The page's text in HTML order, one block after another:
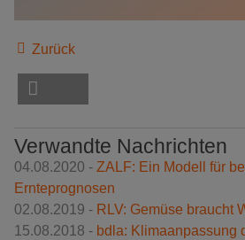
Zurück
Verwandte Nachrichten
04.08.2020 - ZALF: Ein Modell für
Ernteprognosen
02.08.2019 - RLV: Gemüse braucht
15.08.2018 - bdla: Klimaanpassung